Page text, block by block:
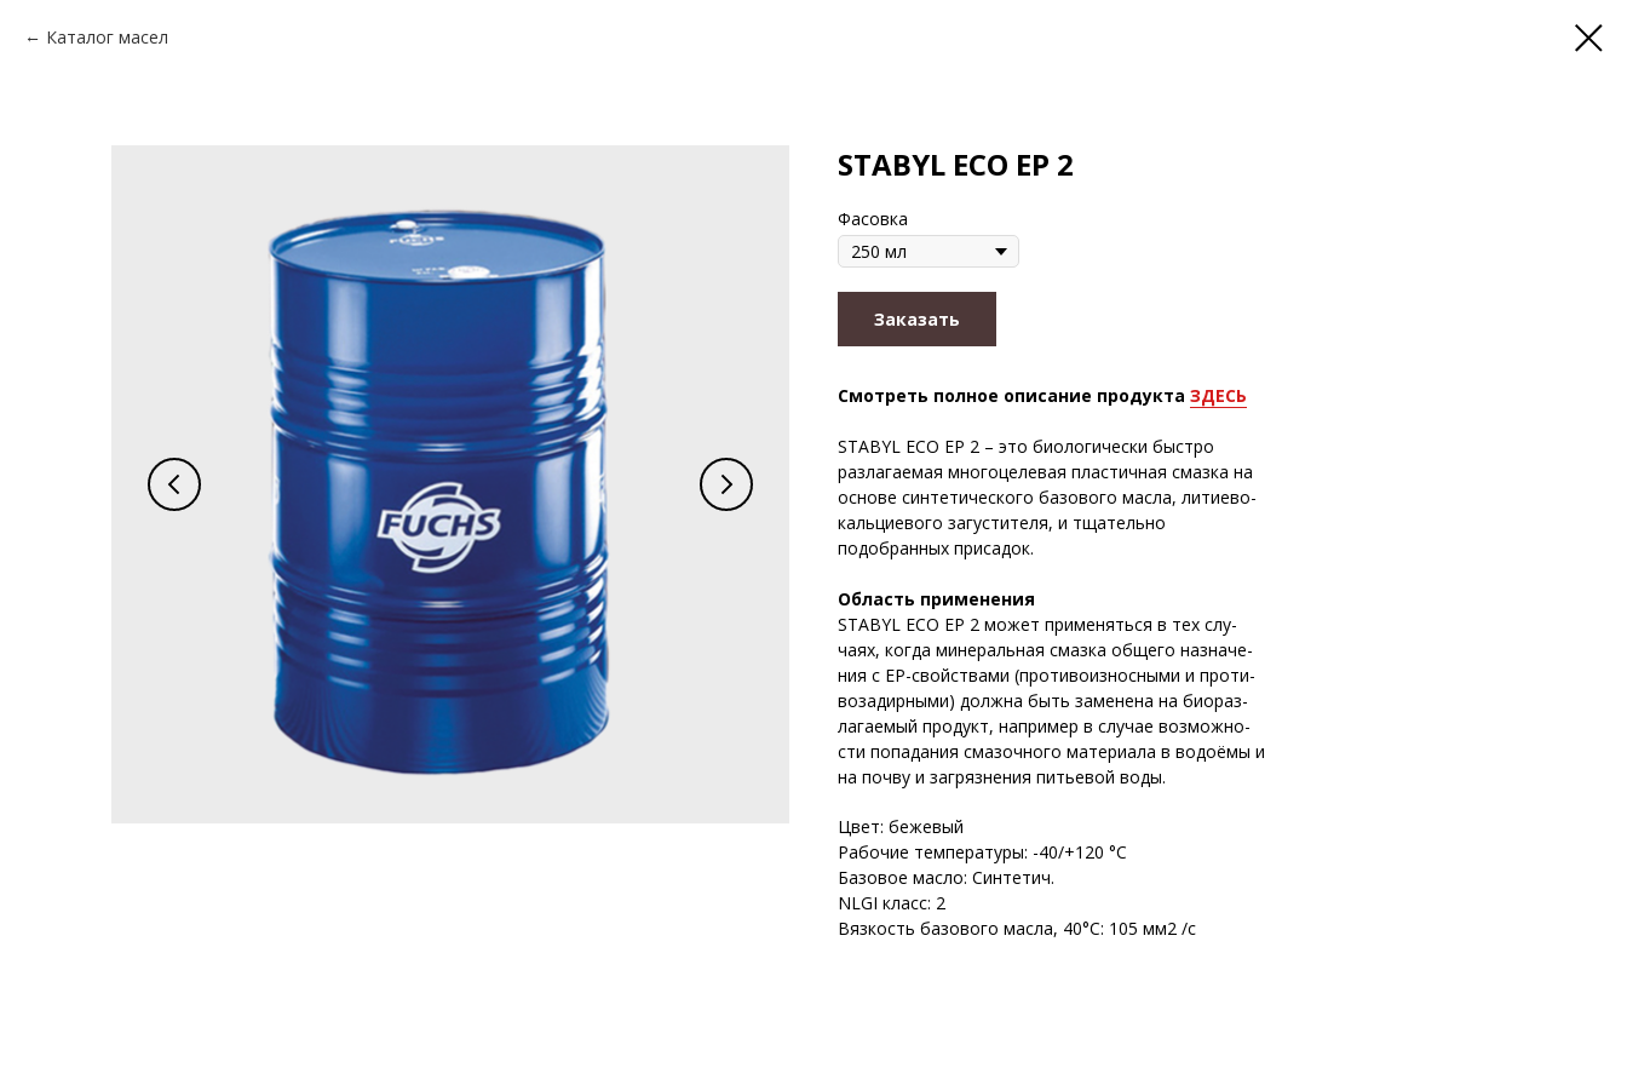
Каталог масел
STABYL ECO EP 2
Фасовка
Заказать
Смотреть полное описание продукта ЗДЕСЬ
STABYL ECO EP 2 – это биологически быстро
разлагаемая многоцелевая пластичная смазка на
основе синтетического базового масла, литиево-
кальциевого загустителя, и тщательно
подобранных присадок.
Область применения
STABYL ECO EP 2 может применяться в тех слу-
чаях, когда минеральная смазка общего назначе-
ния с EP-свойствами (противоизносными и проти-
возадирными) должна быть заменена на биораз-
лагаемый продукт, например в случае возможно-
сти попадания смазочного материала в водоёмы и
на почву и загрязнения питьевой воды.
Цвет: бежевый
Рабочие температуры: -40/+120 °С
Базовое масло: Синтетич.
NLGI класс: 2
Вязкость базового масла, 40°С: 105 мм2 /с